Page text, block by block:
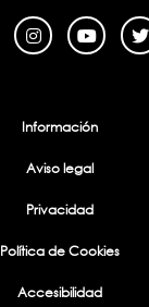
Información
Aviso legal
Privacidad
Política de Cookies
Accesibilidad